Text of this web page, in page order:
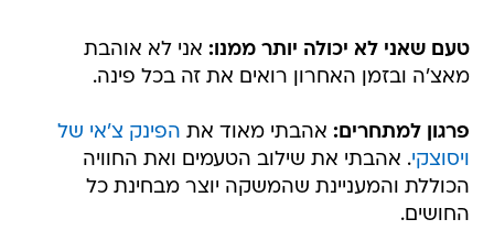
טעם שאני לא יכולה יותר ממנו: אני לא אוהבת
מאצ'ה ובזמן האחרון רואים את זה בכל פינה.
פרגון למתחרים: אהבתי מאוד את הפינק צ'אי של
ויסוצקי. אהבתי את שילוב הטעמים ואת החוויה
הכוללת והמעניינת שהמשקה יוצר מבחינת כל
החושים.